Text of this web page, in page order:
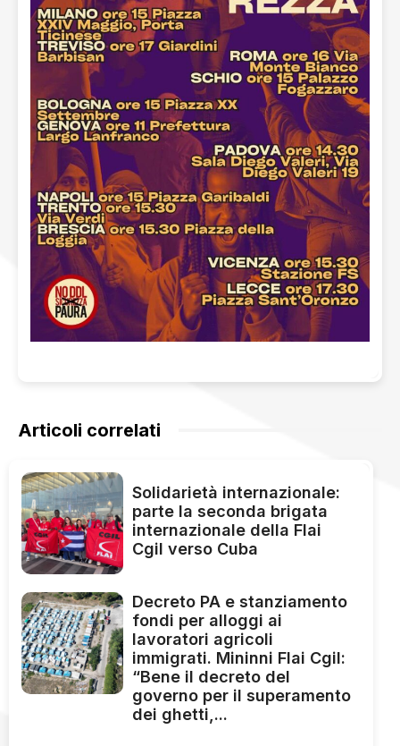
Articoli correlati
Solidarietà internazionale:
parte la seconda brigata
internazionale della Flai
Cgil verso Cuba
Decreto PA e stanziamento
fondi per alloggi ai
lavoratori agricoli
immigrati. Mininni Flai Cgil:
“Bene il decreto del
governo per il superamento
dei ghetti,...